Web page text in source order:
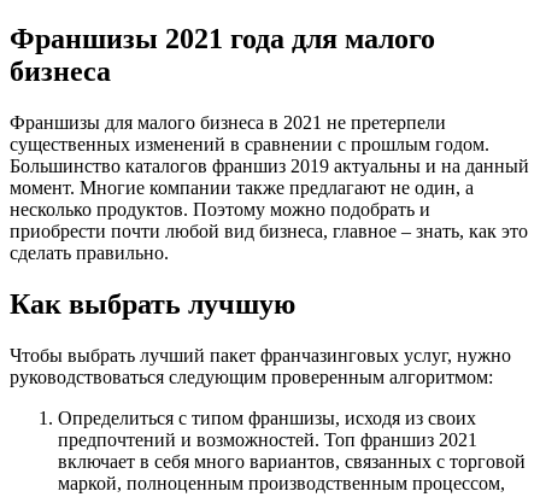
Франшизы 2021 года для малого
бизнеса
Франшизы для малого бизнеса в 2021 не претерпели
существенных изменений в сравнении с прошлым годом.
Большинство каталогов франшиз 2019 актуальны и на данный
момент. Многие компании также предлагают не один, а
несколько продуктов. Поэтому можно подобрать и
приобрести почти любой вид бизнеса, главное – знать, как это
сделать правильно.
Как выбрать лучшую
Чтобы выбрать лучший пакет франчазинговых услуг, нужно
руководствоваться следующим проверенным алгоритмом:
Определиться с типом франшизы, исходя из своих
предпочтений и возможностей. Топ франшиз 2021
включает в себя много вариантов, связанных с торговой
маркой, полноценным производственным процессом,